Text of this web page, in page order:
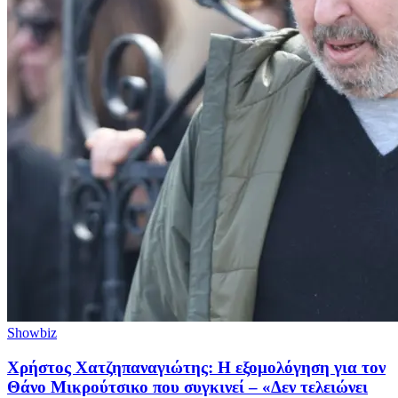
Showbiz
Χρήστος Χατζηπαναγιώτης: Η εξομολόγηση για τον
Θάνο Μικρούτσικο που συγκινεί – «Δεν τελειώνει